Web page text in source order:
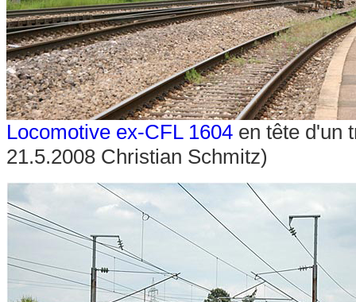
Locomotive ex-CFL 1604 en tête d'un
21.5.2008 Christian Schmitz)